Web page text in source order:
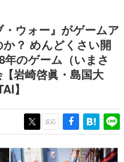
ターの方々に製作時のエピソードをお
いけない。『赫本』は、〈試験問題〉
ー小説集です。
ゲーム市場を担う若きクリエイター達
家たち
を受けた作家さんに取材し、ゲームが
ウォー』がゲームア
？ めんどくさい開
のゲーム（いまさ
岩崎啓眞・島国大
】
反応